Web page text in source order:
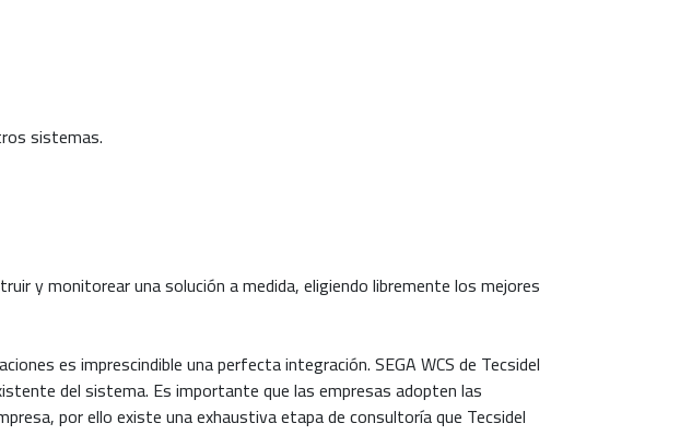
sistemas.
y monitorear una solución a medida, eligiendo libremente los mejores
es imprescindible una perfecta integración. SEGA WCS de Tecsidel
del sistema. Es importante que las empresas adopten las
por ello existe una exhaustiva etapa de consultoría que Tecsidel